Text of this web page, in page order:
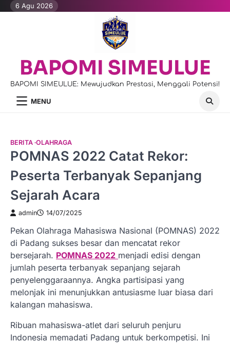
Skip6 Agu 2026
BAPOMI SIMEULUE
BAPOMI SIMEULUE: Mewujudkan Prestasi, Menggali Potensi!
MENU
BERITA OLAHRAGA
POMNAS 2022 Catat Rekor:
Peserta Terbanyak Sepanjang
Sejarah Acara
admin 14/07/2025
Pekan Olahraga Mahasiswa Nasional (POMNAS) 2022
di Padang sukses besar dan mencatat rekor
bersejarah. POMNAS 2022 menjadi edisi dengan
jumlah peserta terbanyak sepanjang sejarah
penyelenggaraannya. Angka partisipasi yang
melonjak ini menunjukkan antusiasme luar biasa dari
kalangan mahasiswa.
Ribuan mahasiswa-atlet dari seluruh penjuru
Indonesia memadati Padang untuk berkompetisi. Ini